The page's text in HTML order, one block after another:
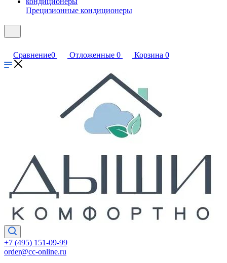
Прецизионные кондиционеры
Сравнение0 Отложенные 0 Корзина 0
+7 (495) 151-09-99
order@cc-online.ru